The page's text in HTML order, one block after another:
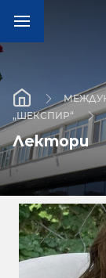
„ШЕКСПИР“
Лектори